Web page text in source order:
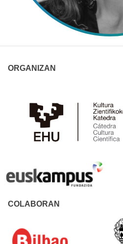
ORGANIZAN
COLABORAN